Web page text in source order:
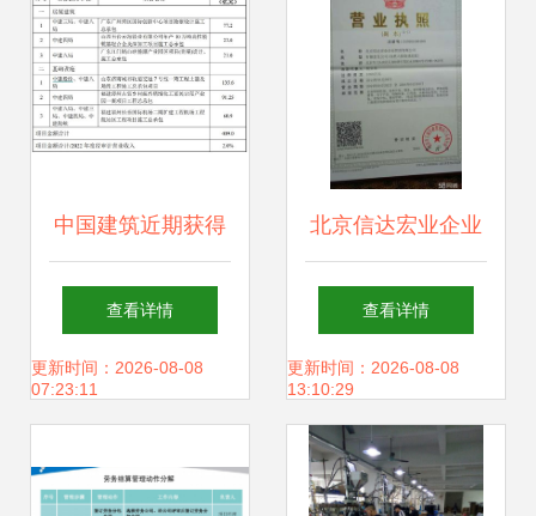
中国建筑近期获得
合计409亿元重大
项目，劳务分包市
查看详情
更新时间：2026-08-08
07:23:11
北京信达宏业企业
管理在施工总承包
中的实践与优势
查看详情
更新时间：2026-08-08
13:10:29